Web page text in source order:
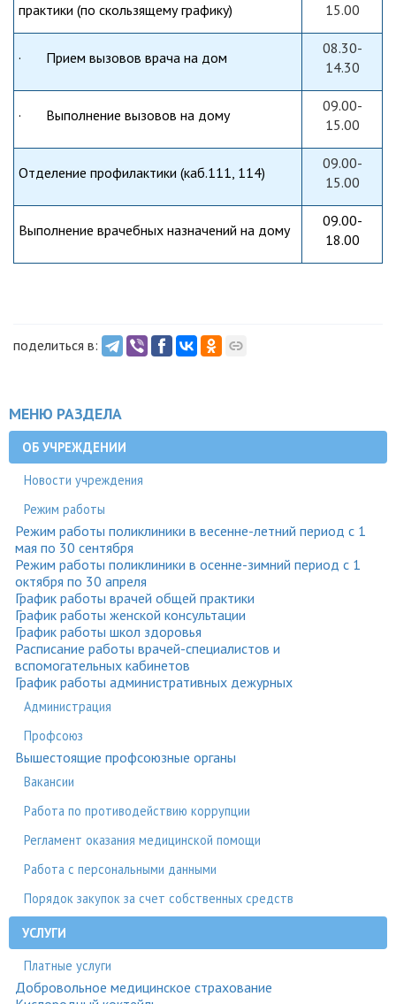
практики (по скользящему графику)
15.00
· Прием вызовов врача на дом
08.30-
14.30
· Выполнение вызовов на дому
09.00-
15.00
Отделение профилактики (каб.111, 114)
09.00-
15.00
Выполнение врачебных назначений на дому
09.00-
18.00
поделиться в:
МЕНЮ РАЗДЕЛА
ОБ УЧРЕЖДЕНИИ
Новости учреждения
Режим работы
Режим работы поликлиники в весенне-летний период с 1
мая по 30 сентября
Режим работы поликлиники в осенне-зимний период с 1
октября по 30 апреля
График работы врачей общей практики
График работы женской консультации
График работы школ здоровья
Расписание работы врачей-специалистов и
вспомогательных кабинетов
График работы административных дежурных
Администрация
Профсоюз
Вышестоящие профсоюзные органы
Вакансии
Работа по противодействию коррупции
Регламент оказания медицинской помощи
Работа с персональными данными
Порядок закупок за счет собственных средств
УСЛУГИ
Платные услуги
Добровольное медицинское страхование